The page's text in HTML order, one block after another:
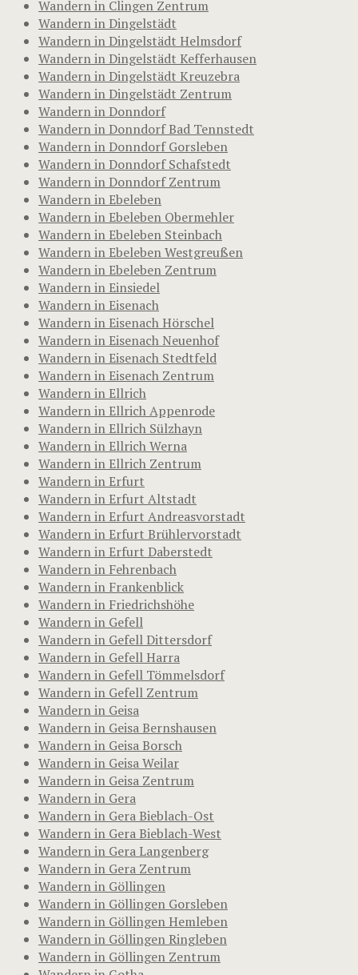
Wandern in Clingen Zentrum
Wandern in Dingelstädt
Wandern in Dingelstädt Helmsdorf
Wandern in Dingelstädt Kefferhausen
Wandern in Dingelstädt Kreuzebra
Wandern in Dingelstädt Zentrum
Wandern in Donndorf
Wandern in Donndorf Bad Tennstedt
Wandern in Donndorf Gorsleben
Wandern in Donndorf Schafstedt
Wandern in Donndorf Zentrum
Wandern in Ebeleben
Wandern in Ebeleben Obermehler
Wandern in Ebeleben Steinbach
Wandern in Ebeleben Westgreußen
Wandern in Ebeleben Zentrum
Wandern in Einsiedel
Wandern in Eisenach
Wandern in Eisenach Hörschel
Wandern in Eisenach Neuenhof
Wandern in Eisenach Stedtfeld
Wandern in Eisenach Zentrum
Wandern in Ellrich
Wandern in Ellrich Appenrode
Wandern in Ellrich Sülzhayn
Wandern in Ellrich Werna
Wandern in Ellrich Zentrum
Wandern in Erfurt
Wandern in Erfurt Altstadt
Wandern in Erfurt Andreasvorstadt
Wandern in Erfurt Brühlervorstadt
Wandern in Erfurt Daberstedt
Wandern in Fehrenbach
Wandern in Frankenblick
Wandern in Friedrichshöhe
Wandern in Gefell
Wandern in Gefell Dittersdorf
Wandern in Gefell Harra
Wandern in Gefell Tömmelsdorf
Wandern in Gefell Zentrum
Wandern in Geisa
Wandern in Geisa Bernshausen
Wandern in Geisa Borsch
Wandern in Geisa Weilar
Wandern in Geisa Zentrum
Wandern in Gera
Wandern in Gera Bieblach-Ost
Wandern in Gera Bieblach-West
Wandern in Gera Langenberg
Wandern in Gera Zentrum
Wandern in Göllingen
Wandern in Göllingen Gorsleben
Wandern in Göllingen Hemleben
Wandern in Göllingen Ringleben
Wandern in Göllingen Zentrum